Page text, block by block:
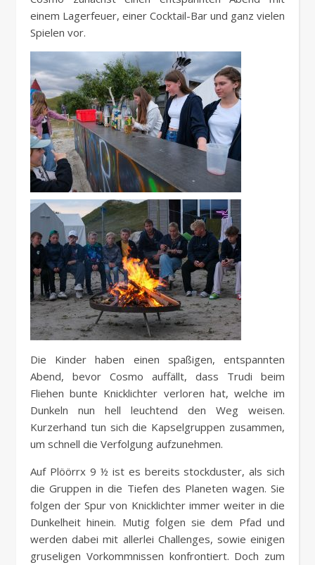
einem Lagerfeuer, einer Cocktail-Bar und ganz vielen
Spielen vor.
Die Kinder haben einen spaßigen, entspannten
Abend, bevor Cosmo auffällt, dass Trudi beim
Fliehen bunte Knicklichter verloren hat, welche im
Dunkeln nun hell leuchtend den Weg weisen.
Kurzerhand tun sich die Kapselgruppen zusammen,
um schnell die Verfolgung aufzunehmen.
Auf Plöörrx 9 ½ ist es bereits stockduster, als sich
die Gruppen in die Tiefen des Planeten wagen. Sie
folgen der Spur von Knicklichter immer weiter in die
Dunkelheit hinein. Mutig folgen sie dem Pfad und
werden dabei mit allerlei Challenges, sowie einigen
gruseligen Vorkommnissen konfrontiert. Doch zum